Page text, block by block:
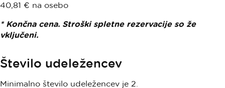
40,81 € na osebo
* Končna cena. Stroški spletne rezervacije so že
vključeni.
Število udeležencev
Minimalno število udeležencev je 2.